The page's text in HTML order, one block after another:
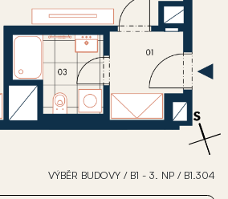
VÝBĚR BUDOVY / B1 - 3. NP / B1.304